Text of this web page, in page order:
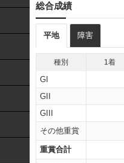
総合成績
平地 障害
種別 1着
GI
GII
GIII
その他重賞
重賞合計